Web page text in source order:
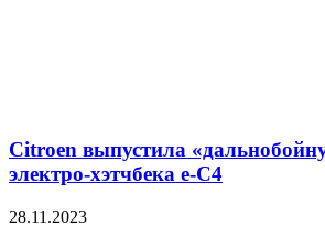
Citroen выпустила
электро-хэтчбека е-C4
28.11.2023